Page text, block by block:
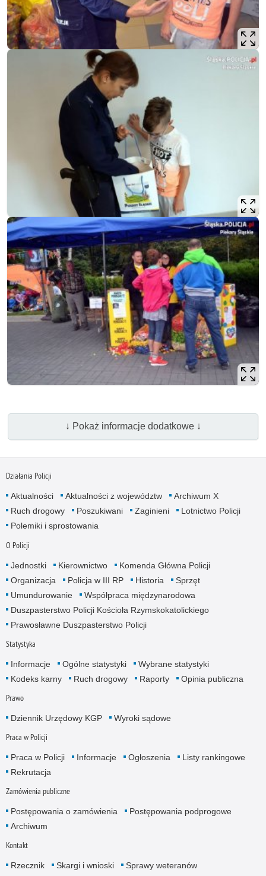
↓ Pokaż informacje dodatkowe ↓
Działania Policji
Aktualności Aktualności z województw
Archiwum X
Ruch drogowy
Poszukiwani Zaginieni
Lotnictwo Policji
Polemiki i sprostowania
O Policji
Jednostki Kierownictwo
Komenda Główna Policji
Organizacja
Policja w III RP Historia
Sprzęt
Umundurowanie
Współpraca międzynarodowa
Duszpasterstwo Policji Kościoła Rzymskokatolickiego
Prawosławne Duszpasterstwo Policji
Statystyka
Informacje Ogólne statystyki
Wybrane statystyki
Kodeks karny
Ruch drogowy Raporty Opinia publiczna
Prawo
Dziennik Urzędowy KGP Wyroki sądowe
Praca w Policji
Praca w Policji Informacje Ogłoszenia
Listy rankingowe
Rekrutacja
Zamówienia publiczne
Postępowania o zamówienia
Postępowania podprogowe
Archiwum
Kontakt
Rzecznik Skargi i wnioski Sprawy weteranów